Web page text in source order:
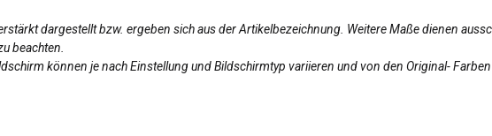
dargestellt bzw. ergeben sich aus der Artikelbezeichnung. Weitere Maße dienen
beachten.
können je nach Einstellung und Bildschirmtyp variieren und von den Original-